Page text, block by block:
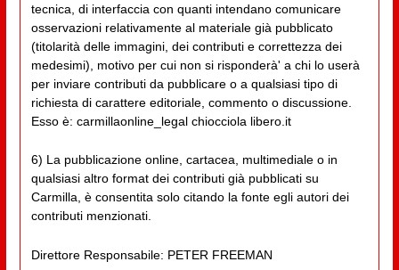
tecnica, di interfaccia con quanti intendano comunicare
osservazioni relativamente al materiale già pubblicato
(titolarità delle immagini, dei contributi e correttezza dei
medesimi), motivo per cui non si risponderà' a chi lo userà
per inviare contributi da pubblicare o a qualsiasi tipo di
richiesta di carattere editoriale, commento o discussione.
Esso è: carmillaonline_legal chiocciola libero.it
6) La pubblicazione online, cartacea, multimediale o in
qualsiasi altro format dei contributi già pubblicati su
Carmilla, è consentita solo citando la fonte egli autori dei
contributi menzionati.
Direttore Responsabile: PETER FREEMAN